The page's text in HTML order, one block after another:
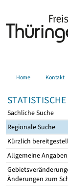
Home Kontakt
Sachliche Suche
Regionale Suche
Kürzlich
Allgemeine
Änderungen zum